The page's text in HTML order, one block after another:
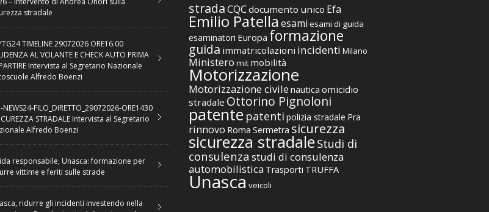
stradale
TIMELINE 29072026 ORE16.00
AL VOLANTE E CHECK AUTO PRIMA
Intervista al Segretario Nazionale
Alfredo Boenzi
NEWS24-FILO_DIRETTO_29072026-ORE1430
STRADALE Intervista al Segretario
Alfredo Boenzi
responsabile, Unasca: formazione per
vittime e feriti sulle strade
ridurre gli incidenti investendo nella
stradaCQCdocumento unico Efa
Emilio Patella esami esami di guida
esaminatori Europa formazione
guida immatricolazioni incidenti Milano
Ministero mit mobilità
Motorizzazione
Motorizzazione civile nautica omicidio
stradale Ottorino Pignoloni
patente patenti polizia stradale Pra
rinnovo Roma Sermetra sicurezza
sicurezza stradaleStudi di
consulenza studi di consulenza
automobilistica Trasporti TRUFFA
Unasca veicoli